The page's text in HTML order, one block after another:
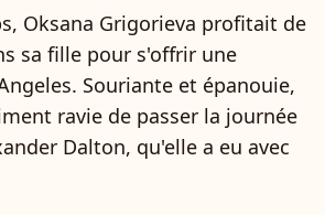
Oksana Grigorieva profitait de
sa fille pour s'offrir une
Souriante et épanouie,
ravie de passer la journée
Dalton, qu'elle a eu avec